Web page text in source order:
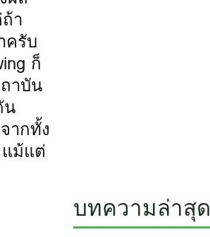
า
ครับ
ก็
าบัน
ากทั้ง
ม้แต่
บทความล่าสุด